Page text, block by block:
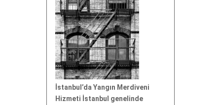
İstanbul’da Yangın Merdiveni
Hizmeti İstanbul genelinde